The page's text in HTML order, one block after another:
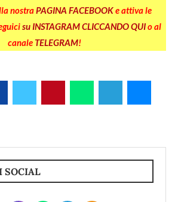
nostraPAGINA FACEBOOKe attiva le
su INSTAGRAM CLICCANDO QUIo al
canale TELEGRAM!
SOCIAL